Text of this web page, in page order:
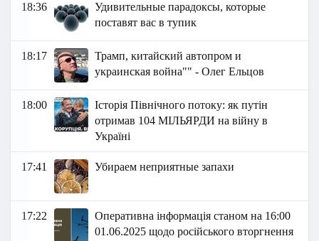
18:36
Удивительные парадоксы, которые
поставят вас в тупик
18:17
Трамп, китайский автопром и
украинская война"" - Олег Ельцов
18:00
Історія Північного потоку: як путін
отримав 104 МІЛЬЯРДИ на війну в
Україні
17:41 Убираем неприятные запахи
17:22
Оперативна інформація станом на 16:00
01.06.2025 щодо російського вторгнення